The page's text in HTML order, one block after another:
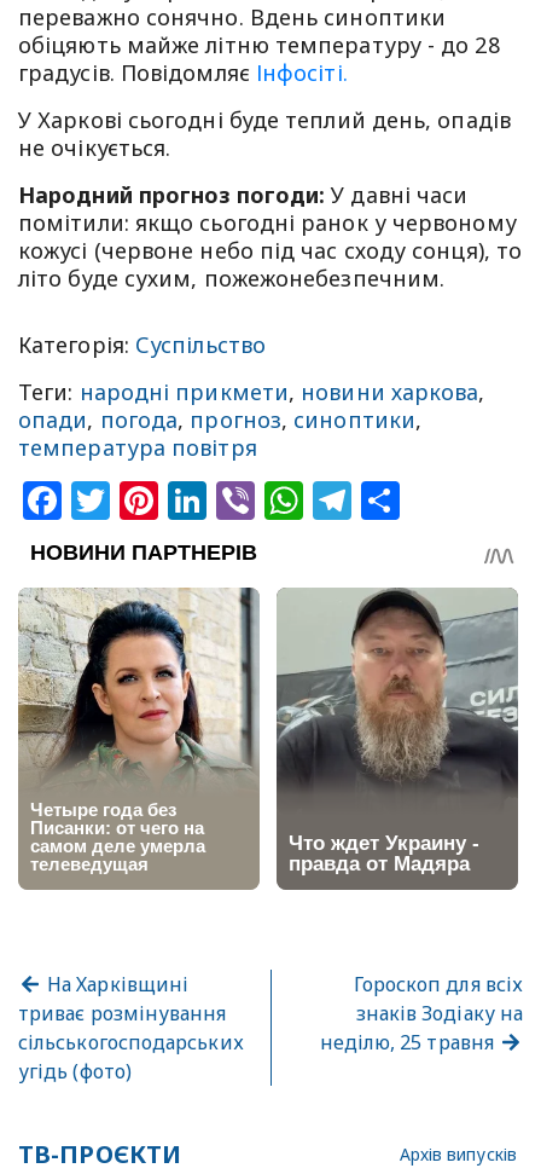
переважно сонячно. Вдень синоптики
обіцяють майже літню температуру - до 28
градусів. Повідомляє Інфосіті.
У Харкові сьогодні буде теплий день, опадів
не очікується.
Народний прогноз погоди: У давні часи
помітили: якщо сьогодні ранок у червоному
кожусі (червоне небо під час сходу сонця), то
літо буде сухим, пожежонебезпечним.
Категорія: Суспільство
Теги: народні прикмети, новини харкова,
опади, погода, прогноз, синоптики,
температура повітря
Facebook
Twitter
Pinterest
LinkedIn
ViberWhatsApp
Telegram
На Харківщині
триває розмінування
сільськогосподарських
угідь (фото)
Гороскоп для всіх
знаків Зодіаку на
неділю, 25 травня
ТВ-ПРОЄКТИ Архів випусків